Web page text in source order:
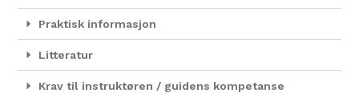
Praktisk informasjon
Litteratur
Krav til instruktøren / guidens kompetanse